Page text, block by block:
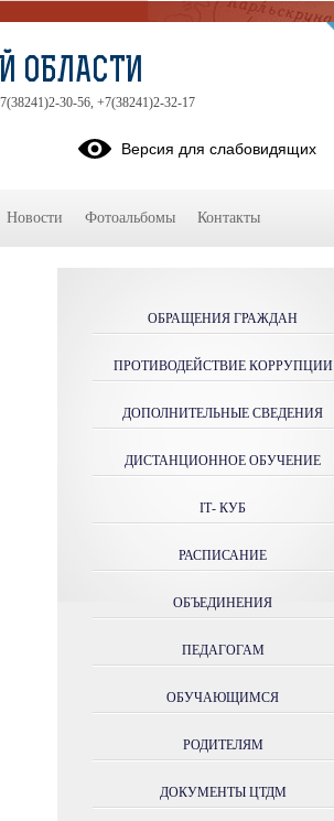
ОБРАЩЕНИЯ ГРАЖДАН
ПРОТИВОДЕЙСТВИЕ КОРРУПЦИИ
ДОПОЛНИТЕЛЬНЫЕ СВЕДЕНИЯ
ДИСТАНЦИОННОЕ ОБУЧЕНИЕ
IТ- КУБ
РАСПИСАНИЕ
ОБЪЕДИНЕНИЯ
ПЕДАГОГАМ
ОБУЧАЮЩИМСЯ
РОДИТЕЛЯМ
ДОКУМЕНТЫ ЦТДМ
ОБЛАСТИ
30-56, +7(38241)2-32-17
Версия для слабовидящих
Новости Фотоальбомы Контакты